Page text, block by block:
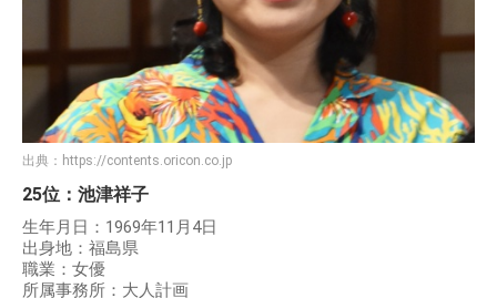
出典： https://contents.oricon.co.jp
25位：池津祥子
生年月日：1969年11月4日
出身地：福島県
職業：女優
所属事務所：大人計画